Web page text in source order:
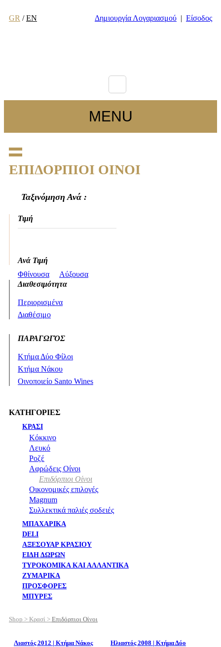
GR /EN Δημιουργία Λογαριασμού | Είσοδος
MENU
ΕΠΙΔΟΡΠΙΟΙ ΟΙΝΟΙ
Ταξινόμηση Ανά :
Τιμή
Ανά Τιμή
Φθίνουσα
Αύξουσα
Διαθεσιμότητα
Περιορισμένα
Διαθέσιμο
ΠΑΡΑΓΩΓΌΣ
Κτήμα Δύο Φίλοι
Κτήμα Νάκου
Οινοποιείο Santo Wines
ΚΑΤΗΓΟΡΙΕΣ
ΚΡΑΣΙ
Κόκκινο
Λευκό
Ροζέ
Αφρώδεις Οίνοι
Επιδόρπιοι Οίνοι
Οικονομικές επιλογές
Magnum
Συλλεκτικά παλιές σοδειές
ΜΠΑΧΑΡΙΚΑ
DELI
AΞΕΣΟΥΑΡ ΚΡΑΣΙΟΥ
ΕΙΔΗ ΔΩΡΩΝ
ΤΥΡΟΚΟΜΙΚΑ ΚΑΙ ΑΛΛΑΝΤΙΚΑ
ΖΥΜΑΡΙΚΑ
ΠΡΟΣΦΟΡΕΣ
ΜΠΥΡΕΣ
Shop > Κρασί > Επιδόρπιοι Οίνοι
Λιαστός 2012 | Κτήμα Νάκος
Ηλιαστός 2008 | Κτήμα Δύο